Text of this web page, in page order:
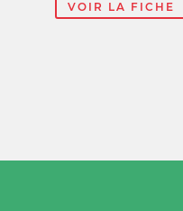
VOIR LA FICHE